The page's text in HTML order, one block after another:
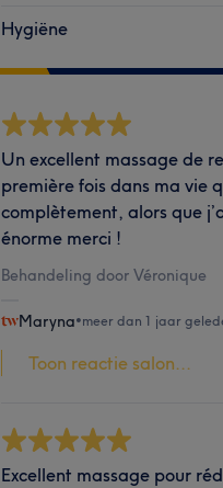
Hygiëne
Un excellent massage de
première fois dans ma vie
complètement, alors que
énorme merci !
Behandeling door Véronique
Maryna•meer dan 1 jaar
Toon reactie salon...
Excellent massage pour